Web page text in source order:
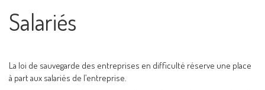
Salariés
La loi de sauvegarde des entreprises en difficulté réserve une place
à part aux salariés de l’entreprise.